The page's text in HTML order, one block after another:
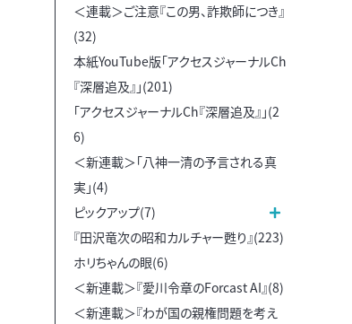
＜連載＞ご注意『この男、詐欺師につき』
(32)
本紙YouTube版「アクセスジャーナルCh
『深層追及』」(201)
「アクセスジャーナルCh『深層追及』」(2
6)
＜新連載＞「八神一清の予言される真
実」(4)
ピックアップ(7)
『田沢竜次の昭和カルチャー甦り』(223)
ホリちゃんの眼(6)
＜新連載＞『愛川令章のForcast AI』(8)
＜新連載＞『わが国の親権問題を考え